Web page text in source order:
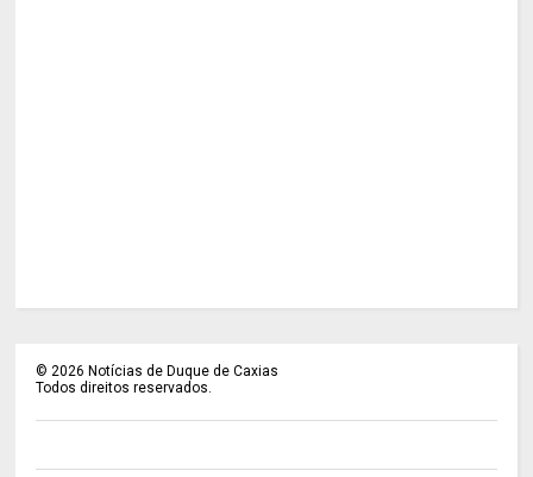
©2026 Notícias de Duque de Caxias
Todos direitos reservados.